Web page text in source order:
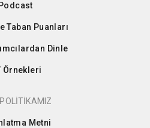
Podcast
Taban Puanları
Dinle
Örnekleri
Metni